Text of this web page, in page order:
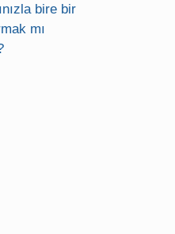
bire bir
mı